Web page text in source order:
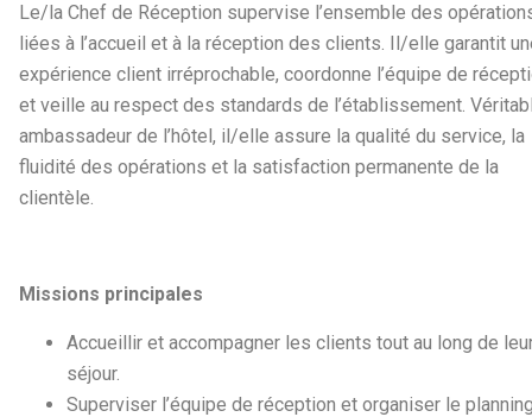
Le/la Chef de Réception supervise l’ensemble des
liées à l’accueil et à la réception des clients. Il/elle garantit
expérience client irréprochable, coordonne l’équipe de
et veille au respect des standards de l’établissement.
ambassadeur de l’hôtel, il/elle assure la qualité du service, la
fluidité des opérations et la satisfaction permanente de la
clientèle.
Missions principales
Accueillir et accompagner les clients tout au long de
séjour.
Superviser l’équipe de réception et organiser le